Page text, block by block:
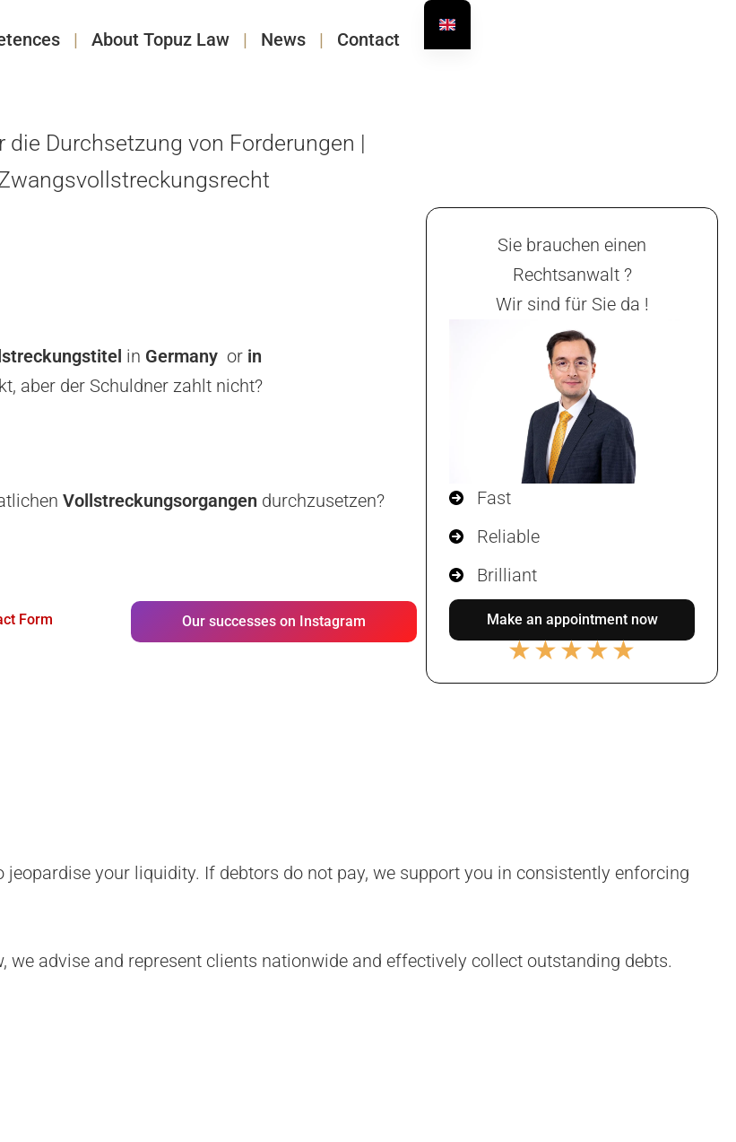
About Topuz Law News Contact
die Durchsetzung von Forderungen |
in Germany or in
aber der Schuldner zahlt nicht?
Vollstreckungsorgangen durchzusetzen?
Form Our successes on Instagram
Sie brauchen einen
Rechtsanwalt ?
Wir sind für Sie da !
Fast
Reliable
Brilliant
Make an appointment now
★★★★★
your liquidity. If debtors do not pay, we support you in consistently enforcing
advise and represent clients nationwide and effectively collect outstanding debts.